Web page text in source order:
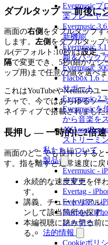
Evermusic
楽プレーヤ
Evermusic
新機能
Evermusic
期＆バック
Evermusic
Flacbox 1.6
サポート
Evermusic
Evermusicを
から音楽を
ストリーミ
私たちについて
製品
Evermusic -
ーヤー
Evertag -
Evervideo -
Flacbox -
レーヤー
法的情報
Cookieポリ
ダブルタップ — 前後に
画面の右側 をダブルタップ
します。 左側 をダブルタップ
ル(デフォルト:10秒)は設定 →
隔で変更でき、5秒(細かなシ
ップ用)まで任意の値を選べ
これはYouTubeやNetflixのユ
チャで、今ではあらゆるソー
ネイティブで搭載されました
長押し — 一時的に2倍速
画面のどこでも長押しすると
す。指を離すと通常速度に
永続的な速度変更を伴
す。
講義、チュートリアル
ンして該当箇所を探す
本編視聴に踏み切る前
る。